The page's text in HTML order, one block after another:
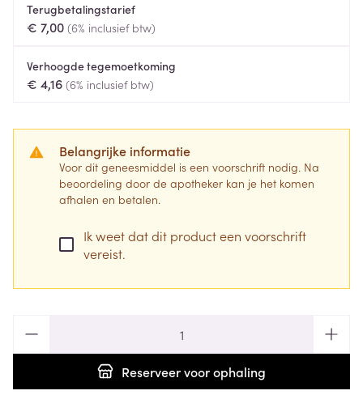
Terugbetalingstarief
€ 7,00 (6% inclusief btw)
Verhoogde tegemoetkoming
€ 4,16 (6% inclusief btw)
Belangrijke informatie
Voor dit geneesmiddel is een voorschrift nodig. Na
beoordeling door de apotheker kan je het komen
afhalen en betalen.
Ik weet dat dit product een voorschrift
vereist.
Reserveervoor ophaling